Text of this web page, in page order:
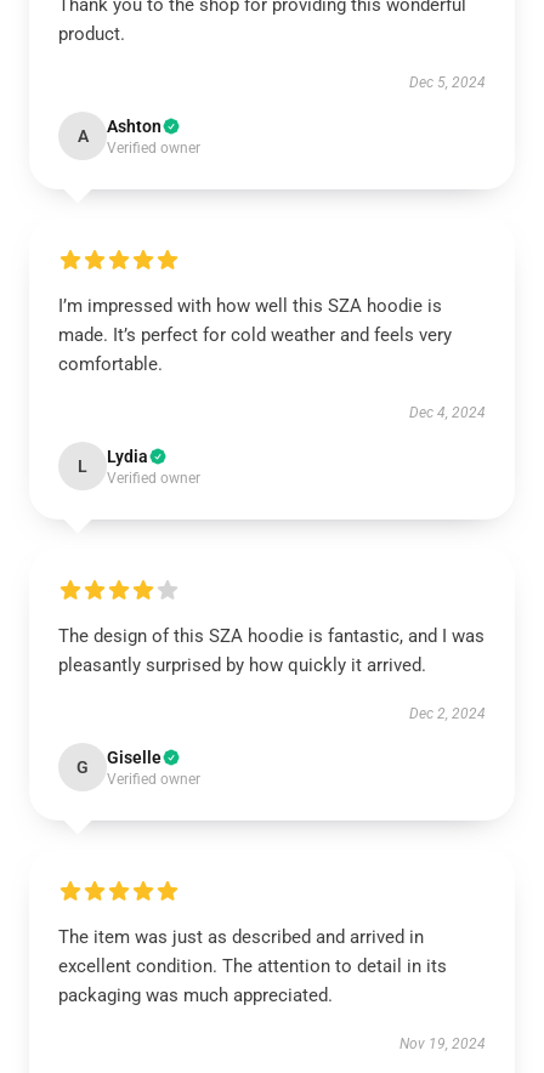
Thank you to the shop for providing this wonderful
product.
Dec 5, 2024
A Ashton
Verified owner
I’m impressed with how well this SZA hoodie is
made. It’s perfect for cold weather and feels very
comfortable.
Dec 4, 2024
L Lydia
Verified owner
The design of this SZA hoodie is fantastic, and I was
pleasantly surprised by how quickly it arrived.
Dec 2, 2024
G Giselle
Verified owner
The item was just as described and arrived in
excellent condition. The attention to detail in its
packaging was much appreciated.
Nov 19, 2024